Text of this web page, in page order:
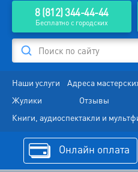
8 (812) 344-44-44
Бесплатно с городских
Поиск по сайту
Наши услуги Адреса
Жулики
Отзывы
Книги, аудиоспектакли и
Онлайн оплата